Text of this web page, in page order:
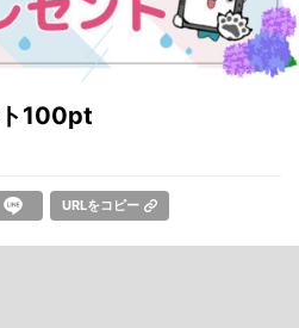
ト100pt
URLをコピー